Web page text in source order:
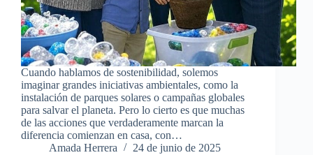
Cuando hablamos de sostenibilidad, solemos
imaginar grandes iniciativas ambientales, como la
instalación de parques solares o campañas globales
para salvar el planeta. Pero lo cierto es que muchas
de las acciones que verdaderamente marcan la
diferencia comienzan en casa, con…
Amada Herrera
24 de junio de 2025